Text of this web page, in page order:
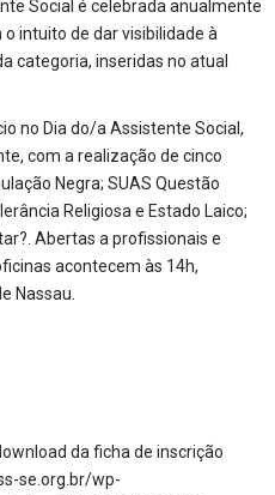
Social é celebrada anualmente
o intuito de dar visibilidade à
categoria, inseridas no atual
no Dia do/a Assistente Social,
com a realização de cinco
Negra; SUAS Questão
Religiosa e Estado Laico;
Abertas a profissionais e
acontecem às 14h,
Nassau.
da ficha de inscrição
se.org.br/wp-